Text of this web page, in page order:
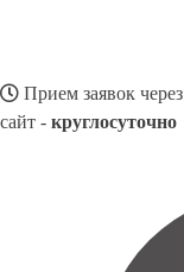
Прием заявок через
сайт - круглосуточно